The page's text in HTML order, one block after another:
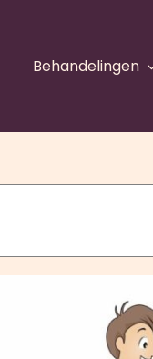
Behandelingen